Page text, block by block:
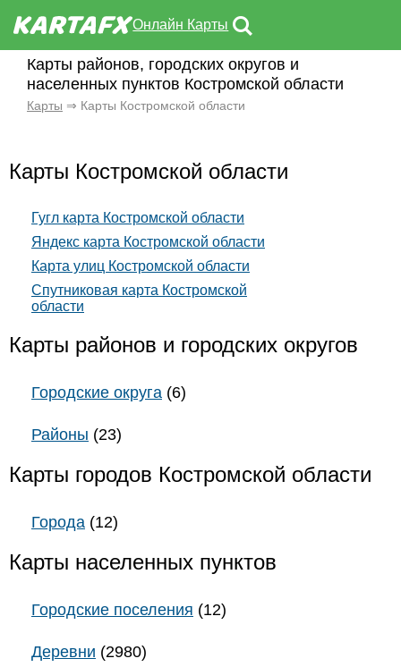
Онлайн Карты
Карты районов, городских округов и
населенных пунктов Костромской области
Карты ⇒ Карты Костромской области
Карты Костромской области
Гугл карта Костромской области
Яндекс карта Костромской области
Карта улиц Костромской области
Спутниковая карта Костромской
области
Карты районов и городских округов
Городские округа (6)
Районы (23)
Карты городов Костромской области
Города (12)
Карты населенных пунктов
Городские поселения (12)
Деревни (2980)